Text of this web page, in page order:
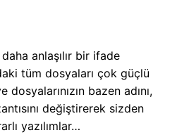
anlaşılır bir ifade
tüm dosyaları çok güçlü
bazen adını,
değiştirerek sizden
yazılımlar…